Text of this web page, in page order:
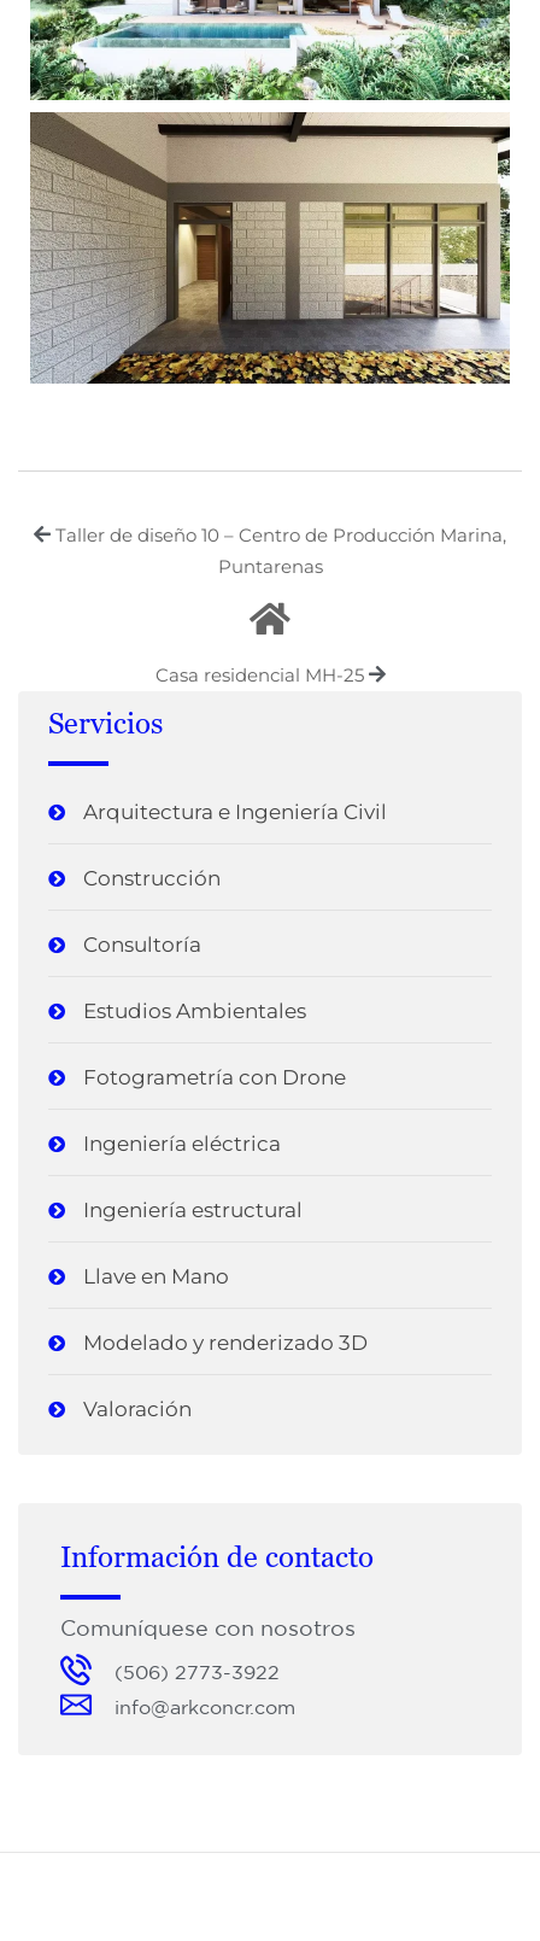
Taller de diseño 10 – Centro de Producción Marina,
Puntarenas
Casa residencial MH-25
Servicios
Arquitectura e Ingeniería Civil
Construcción
Consultoría
Estudios Ambientales
Fotogrametría con Drone
Ingeniería eléctrica
Ingeniería estructural
Llave en Mano
Modelado y renderizado 3D
Valoración
Información de contacto
Comuníquese con nosotros
(506) 2773-3922
info@arkconcr.com